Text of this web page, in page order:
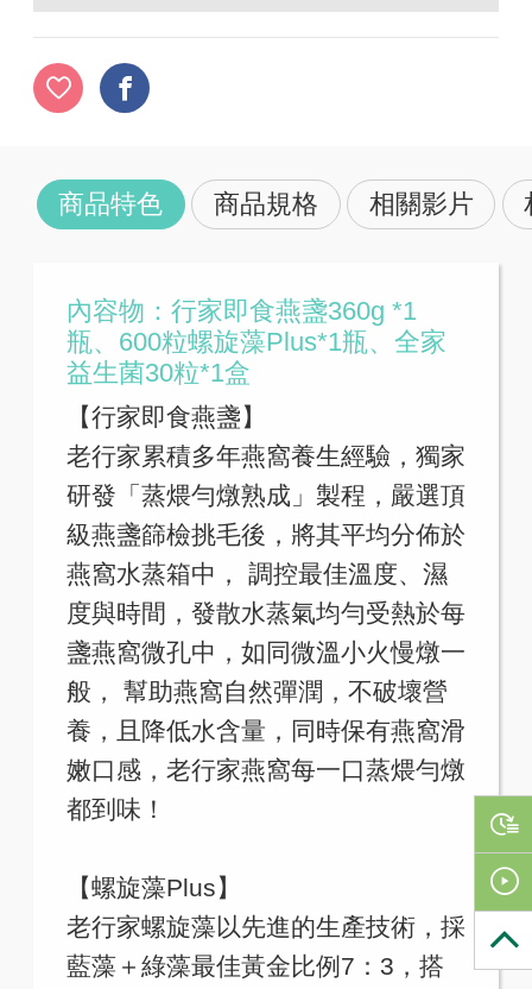
商品特色 商品規格 相關影片
內容物：行家即食燕盞360g *1
瓶、600粒螺旋藻Plus*1瓶、全家
益生菌30粒*1盒
【行家即食燕盞】
老行家累積多年燕窩養生經驗，獨家
研發「蒸煨勻燉熟成」製程，嚴選頂
級燕盞篩檢挑毛後，將其平均分佈於
燕窩水蒸箱中， 調控最佳溫度、濕
度與時間，發散水蒸氣均勻受熱於每
盞燕窩微孔中，如同微溫小火慢燉一
般， 幫助燕窩自然彈潤，不破壞營
養，且降低水含量，同時保有燕窩滑
嫩口感，老行家燕窩每一口蒸煨勻燉
都到味！
【螺旋藻Plus】
老行家螺旋藻以先進的生產技術，採
藍藻＋綠藻最佳黃金比例7：3，搭